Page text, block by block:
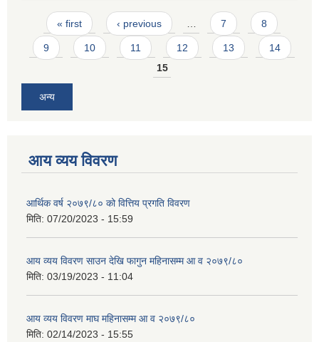
Pages
« first ‹ previous … 7 8
9 10 11 12 13
14
15
अन्य
आय व्यय विवरण
आर्थिक वर्ष २०७९/८० को वित्तिय प्रगति विवरण
मिति: 07/20/2023 - 15:59
आय व्यय विवरण साउन देखि फागुन महिनासम्म आ व २०७९/८०
मिति: 03/19/2023 - 11:04
आय व्यय विवरण माघ महिनासम्म आ व २०७९/८०
मिति: 02/14/2023 - 15:55